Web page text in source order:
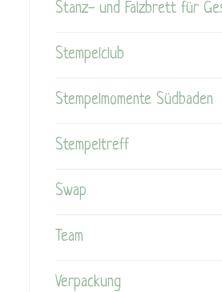
Stanz- und Falzbrett für
Stempelclub
Stempelmomente Südbaden
Stempeltreff
Swap
Team
Verpackung